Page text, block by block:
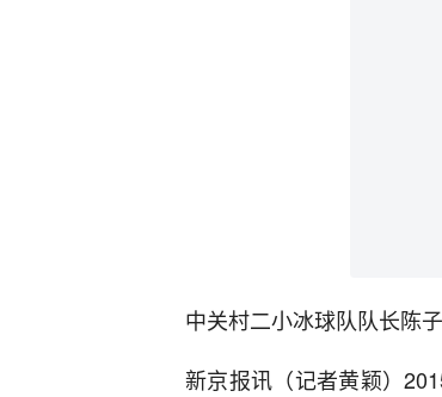
中关村二小冰球队队长陈
新京报讯（记者黄颖）